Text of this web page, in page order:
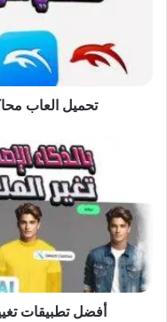
تحميل العاب
بالذكاء
الاصطناعي
أفضل تطبيقات